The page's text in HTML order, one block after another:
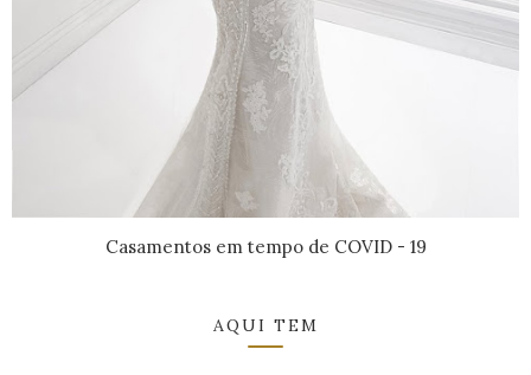
Casamentos em tempo de COVID - 19
AQUI TEM